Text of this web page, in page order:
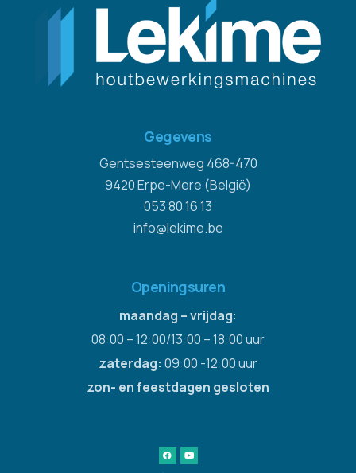
Gegevens
Gentsesteenweg 468-470
9420 Erpe-Mere (België)
053 80 16 13
info@lekime.be
Openingsuren
maandag – vrijdag:
08:00 – 12:00/13:00 – 18:00 uur
zaterdag: 09:00 -12:00 uur
zon- en feestdagen gesloten